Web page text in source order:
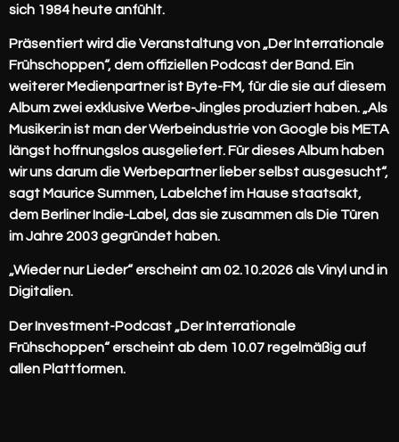
sich 1984 heute anfühlt.
Präsentiert wird die Veranstaltung von „Der Interrationale
Frühschoppen“, dem offiziellen Podcast der Band. Ein
weiterer Medienpartner ist Byte-FM, für die sie auf diesem
Album zwei exklusive Werbe-Jingles produziert haben. „Als
Musiker:in ist man der Werbeindustrie von Google bis META
längst hoffnungslos ausgeliefert. Für dieses Album haben
wir uns darum die Werbepartner lieber selbst ausgesucht“,
sagt Maurice Summen, Labelchef im Hause staatsakt,
dem Berliner Indie-Label, das sie zusammen als Die Türen
im Jahre 2003 gegründet haben.
„Wieder nur Lieder“ erscheint am 02.10.2026 als Vinyl und in
Digitalien.
Der Investment-Podcast „Der Interrationale
Frühschoppen“ erscheint ab dem 10.07 regelmäßig auf
allen Plattformen.